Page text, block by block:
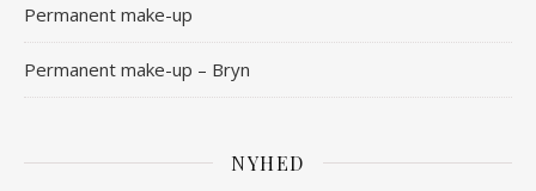
Permanent make-up
Permanent make-up – Bryn
NYHED